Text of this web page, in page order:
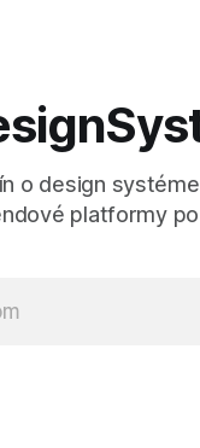
o design
platformy